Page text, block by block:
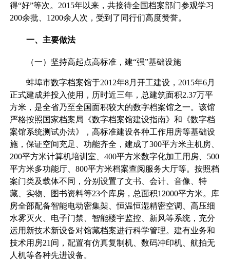
得“好”等次。2015年以来，共接待全国档案部门参观学习
200余批、1200余人次，受到了同行们高度赞誉。
一、主要做法
（一）坚持高起点高标准，建“强”基础设施
蚌埠市数字档案馆于2012年8月开工建设，2015年6月
正式建成并投入使用，历时近三年，总建筑面积2.37万平
方米，是全省乃至全国面积较大的数字档案馆之一。该馆
严格按照国家档案局《数字档案馆建设指南》和《数字档
案馆系统测试办法》，高标准建设各种工作用房等基础设
施，保证空间充足、功能齐全，建成了300平方米主机房、
200平方米计算机培训室、400平方米数字化加工用房、500
平方米多功能厅、800平方米档案查阅服务大厅等。按照档
案门类及载体不同，分别设置了文书、会计、音像、特
藏、实物、图书资料等23个库房，总面积12000平方米。库
房全部配备智能电动密集架、恒温恒湿精密空调、高压细
水雾灭火、电子门禁、智能楼宇监控、新风等系统，充分
运用新技术新设备对馆藏档案进行科学管理。建有业务和
技术用房21间，配置有仿真复制机、数码冲印机、航拍无
人机等各种先进设备。